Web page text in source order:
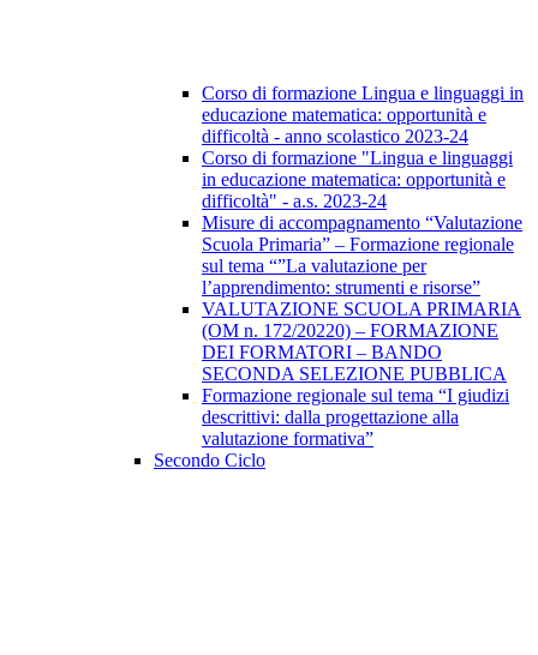
Corso di formazione Lingua e linguaggi in
educazione matematica: opportunità e
difficoltà - anno scolastico 2023-24
Corso di formazione "Lingua e linguaggi
in educazione matematica: opportunità e
difficoltà" - a.s. 2023-24
Misure di accompagnamento “Valutazione
Scuola Primaria” – Formazione regionale
sul tema “”La valutazione per
l’apprendimento: strumenti e risorse”
VALUTAZIONE SCUOLA PRIMARIA
(OM n. 172/20220) – FORMAZIONE
DEI FORMATORI – BANDO
SECONDA SELEZIONE PUBBLICA
Formazione regionale sul tema “I giudizi
descrittivi: dalla progettazione alla
valutazione formativa”
Secondo Ciclo